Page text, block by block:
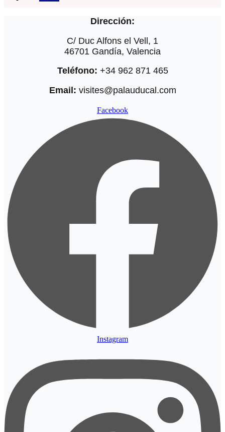
Dirección:
C/ Duc Alfons el Vell, 1
46701 Gandía, Valencia
Teléfono: +34 962 871 465
Email: visites@palauducal.com
Facebook
Instagram